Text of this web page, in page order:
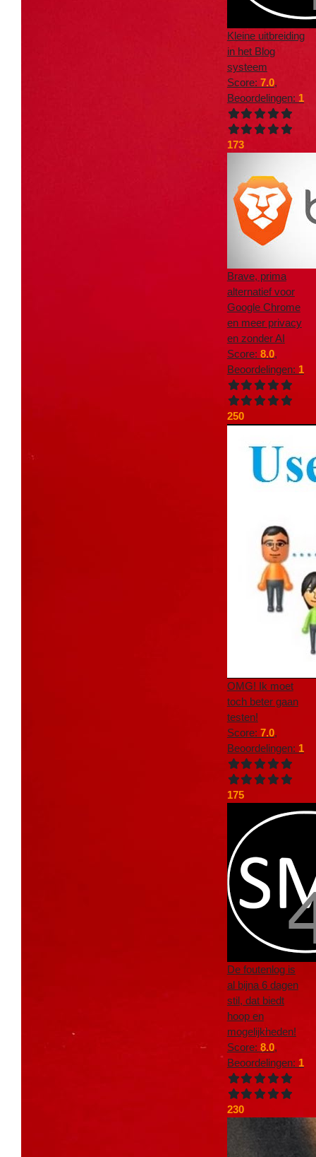
Kleine uitbreiding
in het Blog
systeem
Score: 7.0,
Beoordelingen: 1
173
Brave, prima
alternatief voor
Google Chrome
en meer privacy
en zonder AI
Score: 8.0,
Beoordelingen: 1
250
OMG! Ik moet
toch beter gaan
testen!
Score: 7.0,
Beoordelingen: 1
175
De foutenlog is
al bijna 6 dagen
stil, dat biedt
hoop en
mogelijkheden!
Score: 8.0,
Beoordelingen: 1
230